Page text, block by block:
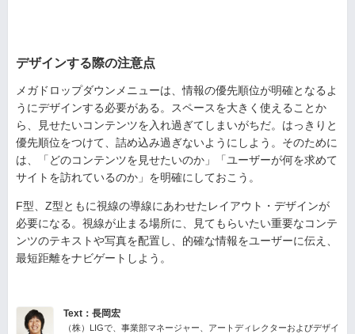
デザインする際の注意点
メガドロップダウンメニューは、情報の優先順位が明確となるよ
うにデザインする必要がある。スペースを大きく使えることか
ら、見せたいコンテンツを入れ過ぎてしまいがちだ。はっきりと
優先順位をつけて、詰め込み過ぎないようにしよう。そのために
は、「どのコンテンツを見せたいのか」「ユーザーが何を求めて
サイトを訪れているのか」を明確にしておこう。
F型、Z型ともに視線の導線にあわせたレイアウト・デザインが
必要になる。視線が止まる場所に、見てもらいたい重要なコンテ
ンツのテキストや写真を配置し、的確な情報をユーザーに伝え、
最短距離をナビゲートしよう。
Text：長岡宏
（株）LIGで、事業部マネージャー、アートディレクターおよびデザイ